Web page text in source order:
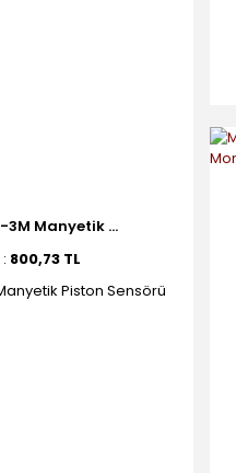
3M Manyetik ...
800,73 TL